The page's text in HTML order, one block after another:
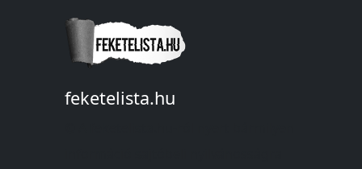
feketelista.hu